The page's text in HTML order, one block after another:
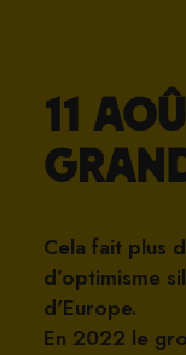
11
Cela fait plus
d’optimisme
d'Europe.
En 2022 le